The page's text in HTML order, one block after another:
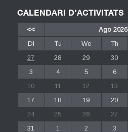
CALENDARI D’ACTIVITATS
<< Ago 2026
Dl
Tu We Th
27
28 29 30
3
4 5 6
10
11 12 13
17
18 19 20
24
25 26 27
31
1 2 3